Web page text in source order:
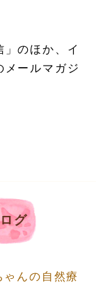
のほか、イ
メールマガジ
グ
ゃんの自然療